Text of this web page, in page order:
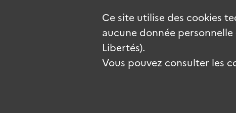
Ce site utilise des cookies
aucune donnée
Libertés).
Vous pouvez consulter les